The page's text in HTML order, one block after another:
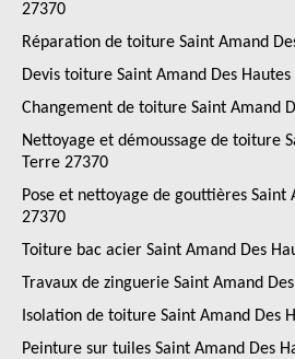
27370
Réparation de toiture Saint Amand
Devis toiture Saint Amand Des
Changement de toiture Saint Amand
Nettoyage et démoussage de toiture
Terre 27370
Pose et nettoyage de gouttières Saint
27370
Toiture bac acier Saint Amand Des
Travaux de zinguerie Saint Amand
Isolation de toiture Saint Amand Des
Peinture sur tuiles Saint Amand Des